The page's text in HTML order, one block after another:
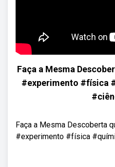
Faça a Mesma
#experimento #física
Faça a Mesma Descoberta
#experimento #física